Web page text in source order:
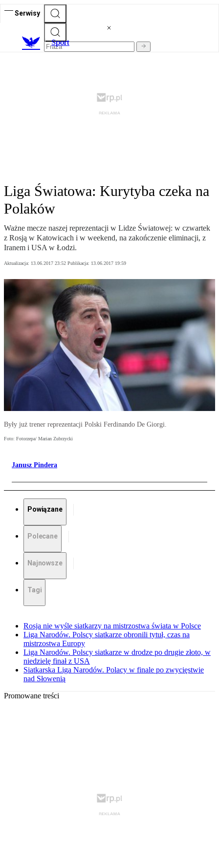
Serwisy
Sport
Liga Światowa: Kurytyba czeka na
Polaków
Ważne mecze naszej reprezentacji w Lidze Światowej: w czwartek
z Rosją w Katowicach i w weekend, na zakończenie eliminacji, z
Iranem i USA w Łodzi.
Aktualizacja: 13.06.2017 23:52 Publikacja: 13.06.2017 19:59
Były już trener reprezentacji Polski Ferdinando De Giorgi.
Foto: Fotorzepa/ Marian Zubrzycki
Janusz Pindera
Powiązane
Polecane
Najnowsze
Tagi
Rosja nie wyśle siatkarzy na mistrzostwa świata w Polsce
Liga Narodów. Polscy siatkarze obronili tytuł, czas na
mistrzostwa Europy
Liga Narodów. Polscy siatkarze w drodze po drugie złoto, w
niedzielę finał z USA
Siatkarska Liga Narodów. Polacy w finale po zwycięstwie
nad Słowenią
Promowane treści